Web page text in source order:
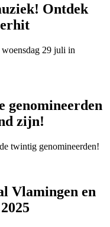
Ontdek
29 juli in
genomineerden
zijn!
twintig genomineerden!
Vlamingen en